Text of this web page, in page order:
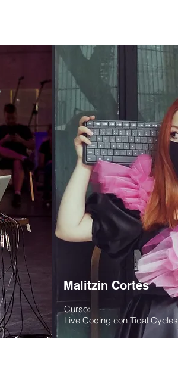
Malitzin Cortés
Curso:
Live Coding con Tidal Cycles